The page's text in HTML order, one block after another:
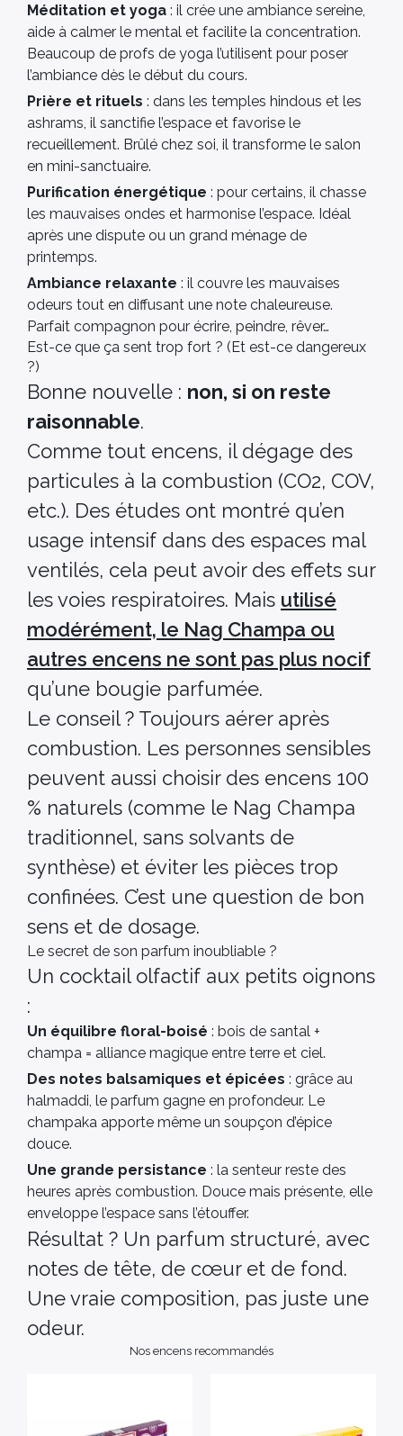
Méditation et yoga : il crée une ambiance sereine,
aide à calmer le mental et facilite la concentration.
Beaucoup de profs de yoga l’utilisent pour poser
l’ambiance dès le début du cours.
Prière et rituels : dans les temples hindous et les
ashrams, il sanctifie l’espace et favorise le
recueillement. Brûlé chez soi, il transforme le salon
en mini-sanctuaire.
Purification énergétique : pour certains, il chasse
les mauvaises ondes et harmonise l’espace. Idéal
après une dispute ou un grand ménage de
printemps.
Ambiance relaxante : il couvre les mauvaises
odeurs tout en diffusant une note chaleureuse.
Parfait compagnon pour écrire, peindre, rêver…
Est-ce que ça sent trop fort ? (Et est-ce dangereux
?)
Bonne nouvelle : non, si on reste
raisonnable.
Comme tout encens, il dégage des
particules à la combustion (CO2, COV,
etc.). Des études ont montré qu’en
usage intensif dans des espaces mal
ventilés, cela peut avoir des effets sur
les voies respiratoires. Mais utilisé
modérément, le Nag Champa ou
autres encens ne sont pas plus nocif
qu’une bougie parfumée.
Le conseil ? Toujours aérer après
combustion. Les personnes sensibles
peuvent aussi choisir des encens 100
% naturels (comme le Nag Champa
traditionnel, sans solvants de
synthèse) et éviter les pièces trop
confinées. C’est une question de bon
sens et de dosage.
Le secret de son parfum inoubliable ?
Un cocktail olfactif aux petits oignons
:
Un équilibre floral-boisé : bois de santal +
champa = alliance magique entre terre et ciel.
Des notes balsamiques et épicées : grâce au
halmaddi, le parfum gagne en profondeur. Le
champaka apporte même un soupçon d’épice
douce.
Une grande persistance : la senteur reste des
heures après combustion. Douce mais présente, elle
enveloppe l’espace sans l’étouffer.
Résultat ? Un parfum structuré, avec
notes de tête, de cœur et de fond.
Une vraie composition, pas juste une
odeur.
Nos encens recommandés